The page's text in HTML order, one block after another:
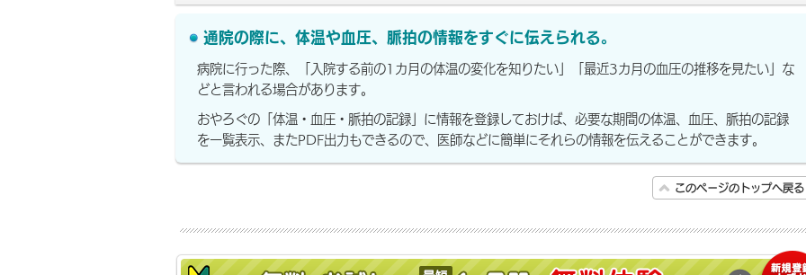
通院の際に、体温や血圧、脈拍の情報をすぐに伝えられる。
病院に行った際、「入院する前の1カ月の体温の変化を知りたい」「最近3カ月の血圧の推移を見たい」な
どと言われる場合があります。
おやろぐの「体温・血圧・脈拍の記録」に情報を登録しておけば、必要な期間の体温、血圧、脈拍の記録
を一覧表示、またPDF出力もできるので、医師などに簡単にそれらの情報を伝えることができます。
このページのトップへ戻る